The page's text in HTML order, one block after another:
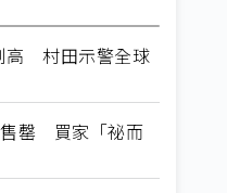
高 村田示警全球
罄 買家「祕而